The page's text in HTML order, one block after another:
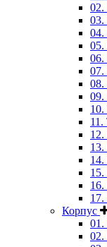
02.
04.
05.
07.
08.
09.
10.
11.
13.
14.
15.
17.
Корпус
01.
02.